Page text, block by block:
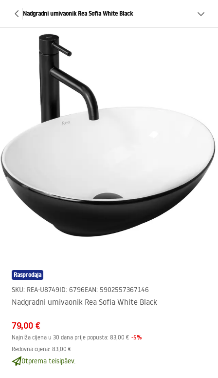
Nadgradni umivaonik Rea Sofia White Black
Rasprodaja
SKU: REA-U8749ID: 6796EAN: 5902557367146
Nadgradni umivaonik Rea Sofia White Black
79,00 €
Najniža cijena u 30 dana prije popusta: 83,00 € -5%
Redovna cijena: 83,00 €
Otprema teisipäev.